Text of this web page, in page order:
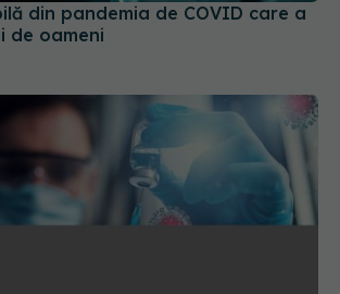
din pandemia de COVID care a
de oameni